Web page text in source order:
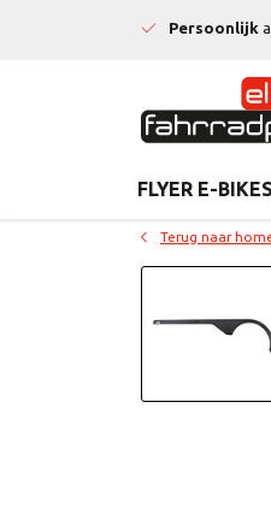
Persoonlijk
FLYER E-BIKES
Terug naar